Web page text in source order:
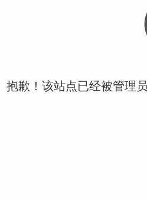
抱歉！该站点已经被管理